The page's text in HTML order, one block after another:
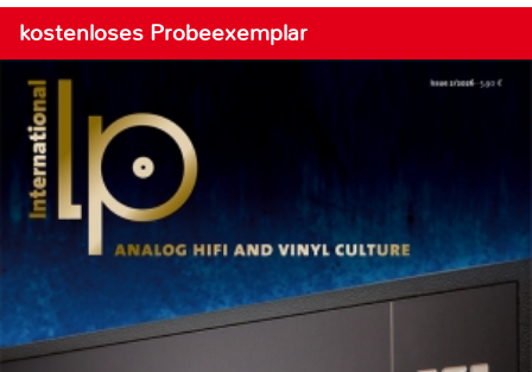
kostenloses Probeexemplar